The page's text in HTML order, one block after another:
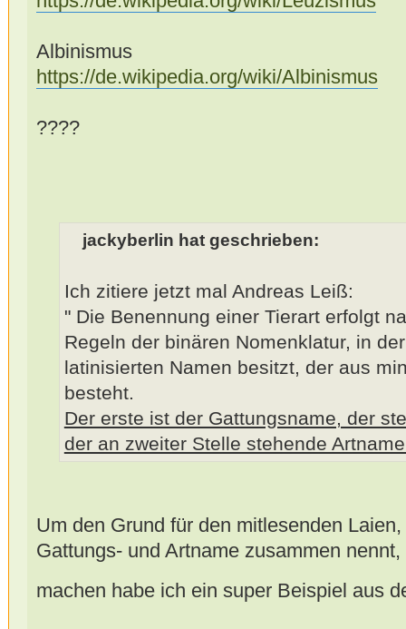
Albinismus
https://de.wikipedia.org/wiki/Albinismus
????
jackyberlin hat geschrieben:
Ich zitiere jetzt mal Andreas Leiß:
" Die Benennung einer Tierart erfolgt
Regeln der binären Nomenklatur, in
latinisierten Namen besitzt, der aus
besteht.
Der erste ist der Gattungsname, der
der an zweiter Stelle stehende
Um den Grund für den mitlesenden
Gattungs- und Artname zusammen
machen habe ich ein super Beispiel aus